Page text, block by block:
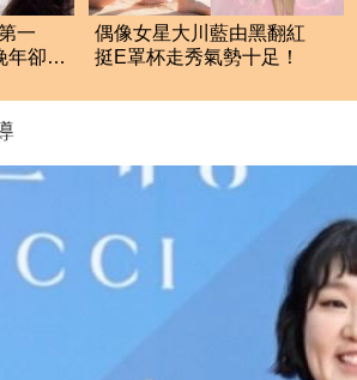
一
年卻淒
偶像女星大川藍由黑翻紅
挺E罩杯走秀氣勢十足！